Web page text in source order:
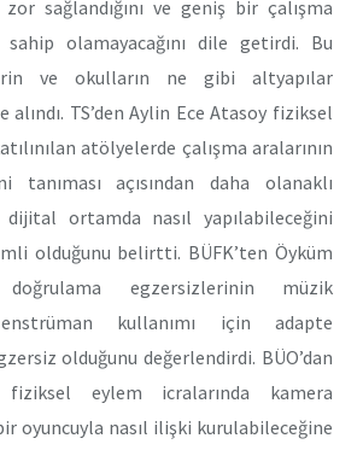
sağlandığını ve geniş bir çalışma
sahip olamayacağını dile getirdi. Bu
ve okulların ne gibi altyapılar
alındı. TS’den Aylin Ece Atasoy fiziksel
atölyelerde çalışma aralarının
tanıması açısından daha olanaklı
ortamda nasıl yapılabileceğini
olduğunu belirtti. BÜFK’ten Öyküm
egzersizlerinin müzik
enstrüman kullanımı için adapte
olduğunu değerlendirdi. BÜO’dan
eylem icralarında kamera
oyuncuyla nasıl ilişki kurulabileceğine